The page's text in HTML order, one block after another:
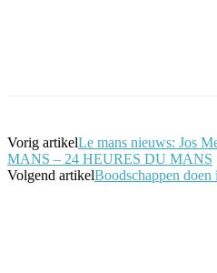
Vorig artikelLe mans nieuws: Jos
MANS – 24 HEURES DU MANS
Volgend artikelBoodschappen